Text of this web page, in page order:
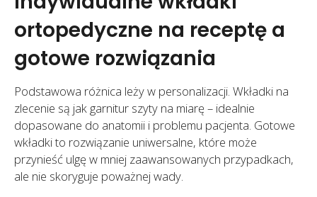
ortopedyczne na receptę a
gotowe rozwiązania
Podstawowa różnica leży w personalizacji. Wkładki na
zlecenie są jak garnitur szyty na miarę – idealnie
dopasowane do anatomii i problemu pacjenta. Gotowe
wkładki to rozwiązanie uniwersalne, które może
przynieść ulgę w mniej zaawansowanych przypadkach,
ale nie skoryguje poważnej wady.